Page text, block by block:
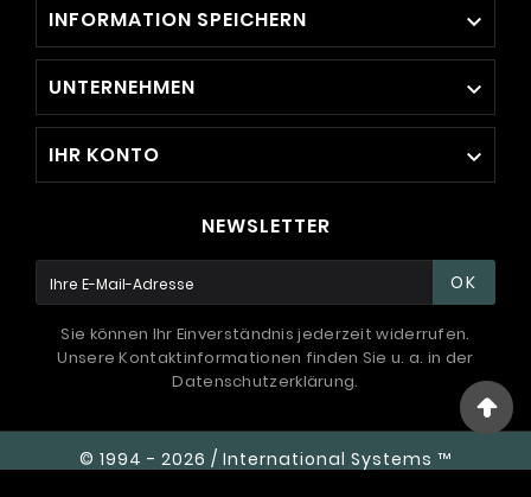
INFORMATION SPEICHERN 
UNTERNEHMEN 
IHR KONTO 
NEWSLETTER
OK
Sie können Ihr Einverständnis jederzeit widerrufen.
Unsere Kontaktinformationen finden Sie u. a. in der
Datenschutzerklärung.
© 1994 - 2026 / International Systems ™